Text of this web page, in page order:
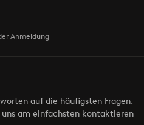
Anmeldung
auf die häufigsten Fragen.
am einfachsten kontaktieren